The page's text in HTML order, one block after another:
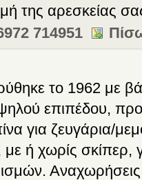
της αρεσκείας
714951
το 1962 με
επιπέδου,
για ζευγάρια/
ή χωρίς σκίπερ,